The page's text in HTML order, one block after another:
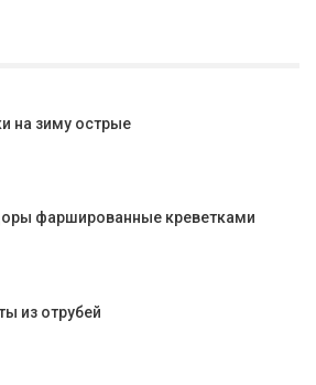
на зиму острые
фаршированные креветками
из отрубей